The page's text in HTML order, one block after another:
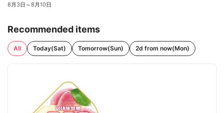
8月3日 ～8月10日
Recommended items
All Today(Sat) Tomorrow(Sun) 2d from now(Mon)